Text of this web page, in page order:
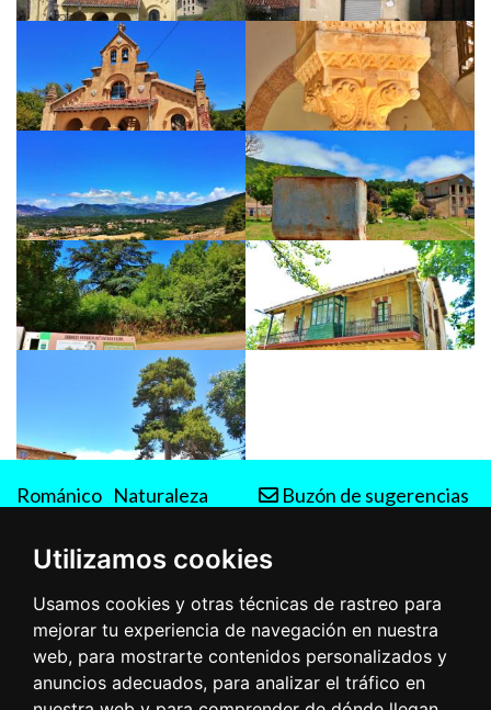
Utilizamos cookies
Usamos cookies y otras técnicas de rastreo para
mejorar tu experiencia de navegación en nuestra
web, para mostrarte contenidos personalizados y
anuncios adecuados, para analizar el tráfico en
Románico Naturaleza
Buzón de sugerencias